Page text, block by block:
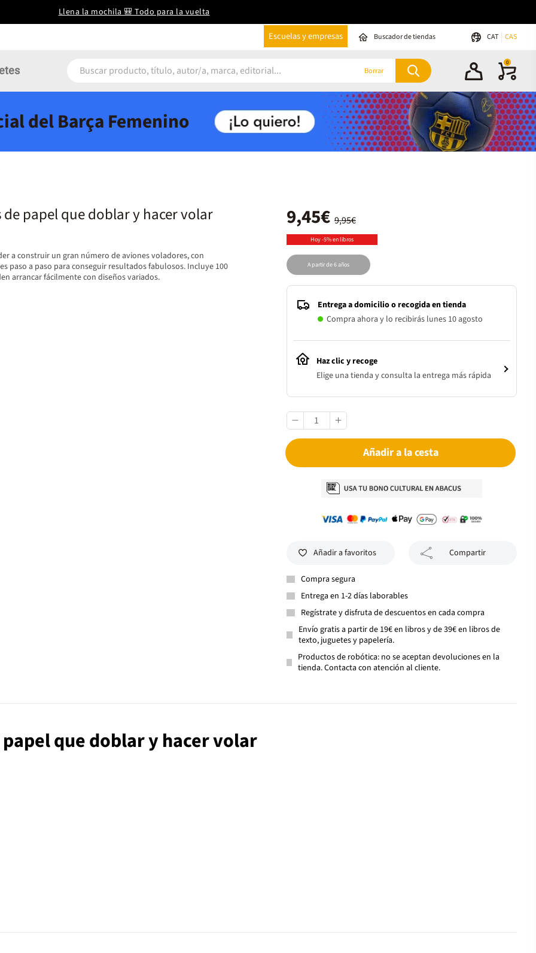
Llena la mochila 🎒 Todo para la vuelta
Escuelas y empresas Buscador de tiendas CAT CAS
Borrar
0
del Barça Femenino
de papel que doblar y hacer volar
a construir un gran número de aviones voladores, con
paso a paso para conseguir resultados fabulosos. Incluye 100
arrancar fácilmente con diseños variados.
9,95€
9,45€
Hoy -5% en libros
A partir de 6 años
Entrega a domicilio o recogida en tienda
Compra ahora y lo recibirás lunes 10 agosto
Haz clic y recoge
Elige una tienda y consulta la entrega más rápida
Añadir a la cesta
Añadir a favoritos Compartir
Compra segura
Entrega en 1-2 días laborables
Regístrate y disfruta de descuentos en cada compra
Envío gratis a partir de 19€ en libros y de 39€ en libros de
texto, juguetes y papelería.
Productos de robótica: no se aceptan devoluciones en la
tienda. Contacta con atención al cliente.
que doblar y hacer volar